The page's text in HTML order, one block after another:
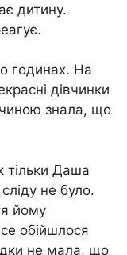
дитину.
годинах. На
дівчинки
знала, що
тільки Даша
не було.
йому
обійшлося
не мала, що